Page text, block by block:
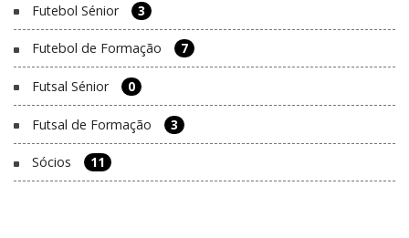
Futebol Sénior 3
Futebol de Formação 7
Futsal Sénior 0
Futsal de Formação 3
Sócios 11